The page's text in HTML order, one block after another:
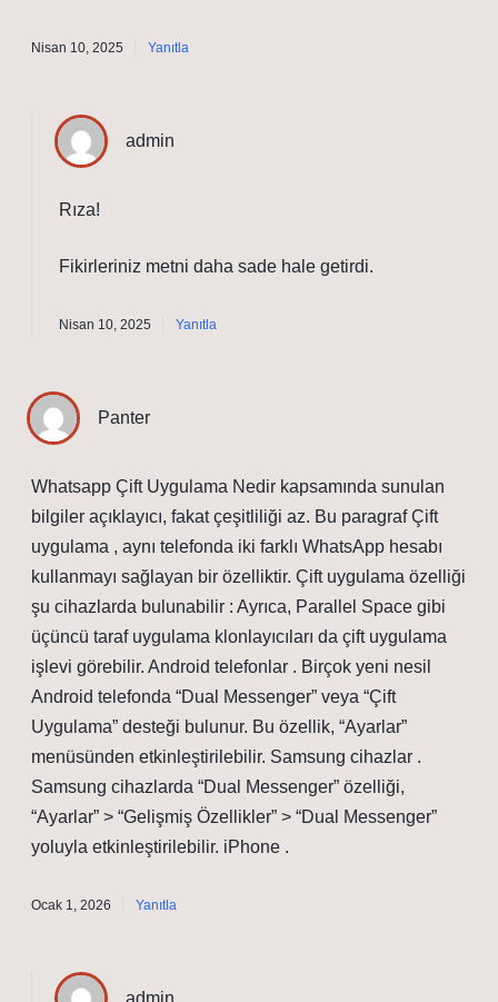
Nisan 10, 2025 Yanıtla
admin
Rıza!
Fikirleriniz metni daha sade hale getirdi.
Nisan 10, 2025 Yanıtla
Panter
Whatsapp Çift Uygulama Nedir kapsamında sunulan
bilgiler açıklayıcı, fakat çeşitliliği az. Bu paragraf Çift
uygulama , aynı telefonda iki farklı WhatsApp hesabı
kullanmayı sağlayan bir özelliktir. Çift uygulama özelliği
şu cihazlarda bulunabilir : Ayrıca, Parallel Space gibi
üçüncü taraf uygulama klonlayıcıları da çift uygulama
işlevi görebilir. Android telefonlar . Birçok yeni nesil
Android telefonda “Dual Messenger” veya “Çift
Uygulama” desteği bulunur. Bu özellik, “Ayarlar”
menüsünden etkinleştirilebilir. Samsung cihazlar .
Samsung cihazlarda “Dual Messenger” özelliği,
“Ayarlar” > “Gelişmiş Özellikler” > “Dual Messenger”
yoluyla etkinleştirilebilir. iPhone .
Ocak 1, 2026 Yanıtla
admin